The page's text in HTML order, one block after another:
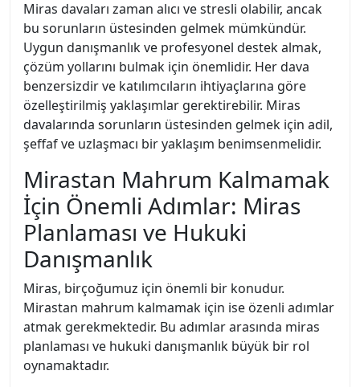
Miras davaları zaman alıcı ve stresli olabilir, ancak
bu sorunların üstesinden gelmek mümkündür.
Uygun danışmanlık ve profesyonel destek almak,
çözüm yollarını bulmak için önemlidir. Her dava
benzersizdir ve katılımcıların ihtiyaçlarına göre
özelleştirilmiş yaklaşımlar gerektirebilir. Miras
davalarında sorunların üstesinden gelmek için adil,
şeffaf ve uzlaşmacı bir yaklaşım benimsenmelidir.
Mirastan Mahrum Kalmamak
İçin Önemli Adımlar: Miras
Planlaması ve Hukuki
Danışmanlık
Miras, birçoğumuz için önemli bir konudur.
Mirastan mahrum kalmamak için ise özenli adımlar
atmak gerekmektedir. Bu adımlar arasında miras
planlaması ve hukuki danışmanlık büyük bir rol
oynamaktadır.